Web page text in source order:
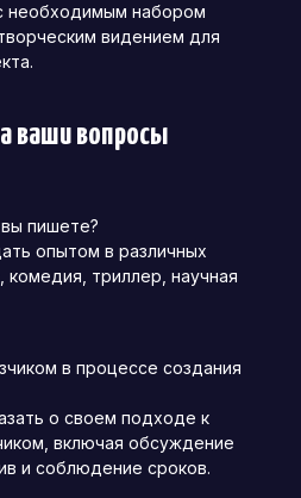
необходимым набором
видением для
ваши вопросы
пишете?
опытом в различных
комедия, триллер, научная
в процессе создания
о своем подходе к
включая обсуждение
и соблюдение сроков.